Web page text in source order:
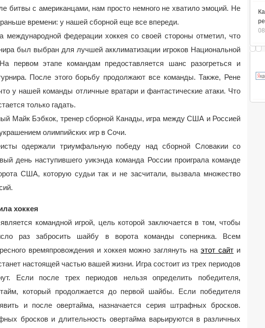
битвы с американцами, нам просто немного не хватило эмоций. Не
времени: у нашей сборной еще все впереди.
международной федерации хоккея со своей стороны отметил, что
был выбран для лучшей акклиматизации игроков Национальной
первом этапе командам предоставляется шанс разогреться и
После этого борьбу продолжают все команды. Также, Рене
у нашей команды отличные вратари и фантастические атаки. Что
только гадать.
Майк Бэбкок, тренер сборной Канады, игра между США и Россией
олимпийских игр в Сочи.
одержали триумфальную победу над сборной Словакии со
день наступившего уикэнда команда России проиграла команде
США, которую судьи так и не засчитали, вызвала множество
хоккея
командной игрой, цель которой заключается в том, чтобы
раз забросить шайбу в ворота команды соперника. Всем
времяпровождения и хоккея можно заглянуть наэтот сайт и
настоящей частью вашей жизни. Игра состоит из трех периодов
Если после трех периодов нельзя определить победителя,
который продолжается до первой шайбы. Если победителя
и после овертайма, назначается серия штрафных бросков.
бросков и длительность овертайма варьируются в различных